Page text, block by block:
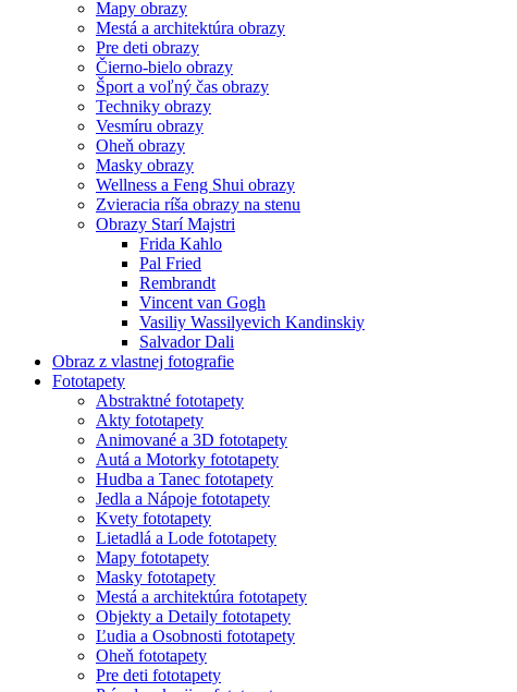
Mapy obrazy
Mestá a architektúra obrazy
Pre deti obrazy
Čierno-bielo obrazy
Šport a voľný čas obrazy
Techniky obrazy
Vesmíru obrazy
Oheň obrazy
Masky obrazy
Wellness a Feng Shui obrazy
Zvieracia ríša obrazy na stenu
Obrazy Starí Majstri
Frida Kahlo
Pal Fried
Rembrandt
Vincent van Gogh
Vasiliy Wassilyevich Kandinskiy
Salvador Dali
Obraz z vlastnej fotografie
Fototapety
Abstraktné fototapety
Akty fototapety
Animované a 3D fototapety
Autá a Motorky fototapety
Hudba a Tanec fototapety
Jedla a Nápoje fototapety
Kvety fototapety
Lietadlá a Lode fototapety
Mapy fototapety
Masky fototapety
Mestá a architektúra fototapety
Objekty a Detaily fototapety
Ľudia a Osobnosti fototapety
Oheň fototapety
Pre deti fototapety